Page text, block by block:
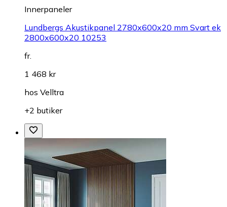
Innerpaneler
Lundbergs Akustikpanel 2780x600x20 mm Svart ek
2800x600x20 10253
fr.
1 468 kr
hos Velltra
+2 butiker